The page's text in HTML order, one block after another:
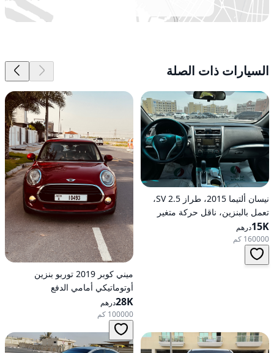
السيارات ذات الصلة
نيسان ألتيما 2015، طراز 2.5 SV،
تعمل بالبنزين، ناقل حركة متغير
مستمر (CVT)، دفع أمامي
15Kدرهم
160000 كم
ميني كوبر 2019 توربو بنزين
أوتوماتيكي أمامي الدفع
28Kدرهم
100000 كم